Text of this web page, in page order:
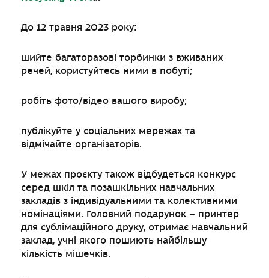
До 12 травня 2023 року:
шийте багаторазові торбинки з вживаних
речей, користуйтесь ними в побуті;
робіть фото/відео вашого виробу;
публікуйте у соціальних мережах та
відмічайте організаторів.
У межах проєкту також відбудеться конкурс
серед шкіл та позашкільних навчальних
закладів з індивідуальними та колективними
номінаціями. Головний подарунок – принтер
для сублімаційного друку, отримає навчальний
заклад, учні якого пошиють найбільшу
кількість мішечків.